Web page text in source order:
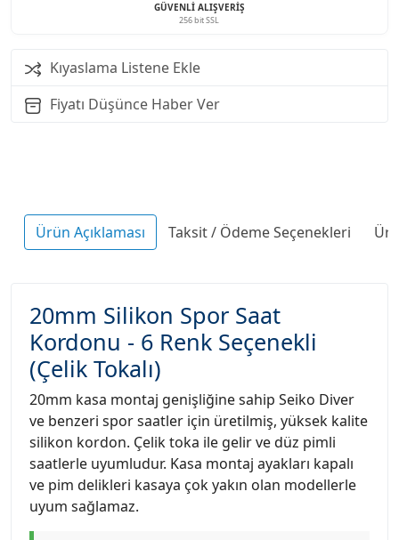
GÜVENLI ALIŞVERIŞ
256 bit SSL
Kıyaslama Listene Ekle
Fiyatı Düşünce Haber Ver
Ürün Açıklaması Taksit / Ödeme Seçenekleri
20mm Silikon Spor Saat
Kordonu - 6 Renk Seçenekli
(Çelik Tokalı)
20mm kasa montaj genişliğine sahip Seiko Diver
ve benzeri spor saatler için üretilmiş, yüksek kalite
silikon kordon. Çelik toka ile gelir ve düz pimli
saatlerle uyumludur. Kasa montaj ayakları kapalı
ve pim delikleri kasaya çok yakın olan modellerle
uyum sağlamaz.